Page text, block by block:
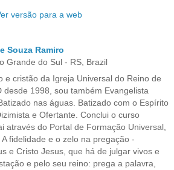
versão para a web
Souza Ramiro
Grande do Sul - RS, Brazil
e cristão da Igreja Universal do Reino de
desde 1998, sou também Evangelista
nas águas. Batizado com o Espírito
e Ofertante. Conclui o curso
através do Portal de Formação Universal,
fidelidade e o zelo na pregação -
e Cristo Jesus, que há de julgar vivos e
e pelo seu reino: prega a palavra,